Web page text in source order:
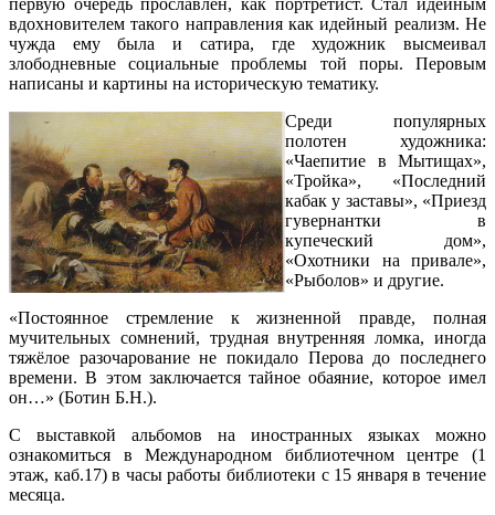
вдохновителем такого направления как идейный реализм. Не
чужда ему была и сатира, где художник высмеивал
злободневные социальные проблемы той поры. Перовым
написаны и картины на историческую тематику.
Среди популярных
полотен художника:
«Чаепитие в Мытищах»,
«Тройка», «Последний
кабак у заставы», «Приезд
гувернантки в
купеческий дом»,
«Охотники на привале»,
«Рыболов» и другие.
«Постоянное стремление к жизненной правде, полная
мучительных сомнений, трудная внутренняя ломка, иногда
тяжёлое разочарование не покидало Перова до последнего
времени. В этом заключается тайное обаяние, которое имел
он…» (Ботин Б.Н.).
С выставкой альбомов на иностранных языках можно
ознакомиться в Международном библиотечном центре (1
этаж, каб.17) в часы работы библиотеки с 15 января в течение
месяца.